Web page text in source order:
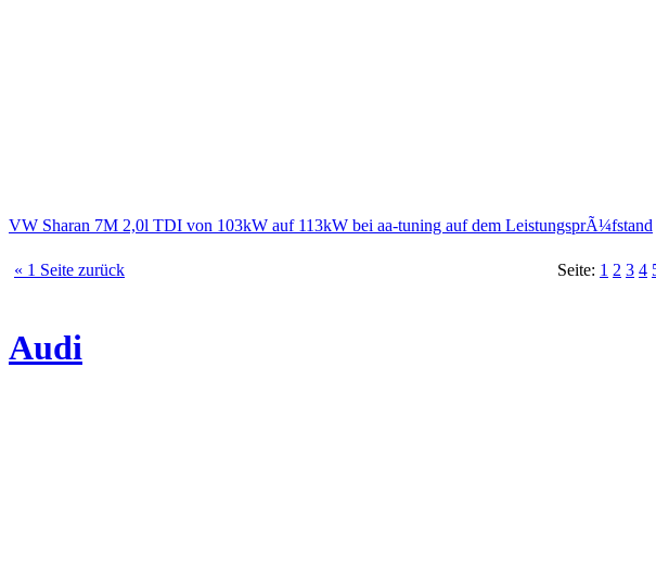
VW Sharan 7M 2,0l TDI von 103kW auf 113kW bei aa-tuning auf dem LeistungsprÃ¼fstand
« 1 Seite zurück Seite: 1 2 3 4
Audi